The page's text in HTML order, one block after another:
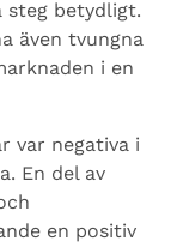
steg betydligt.
även tvungna
i en
var negativa i
En del av
en positiv